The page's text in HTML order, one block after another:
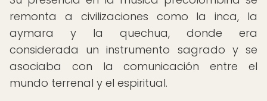
remonta a civilizaciones como la inca, la
aymara y la quechua, donde era
considerada un instrumento sagrado y se
asociaba con la comunicación entre el
mundo terrenal y el espiritual.